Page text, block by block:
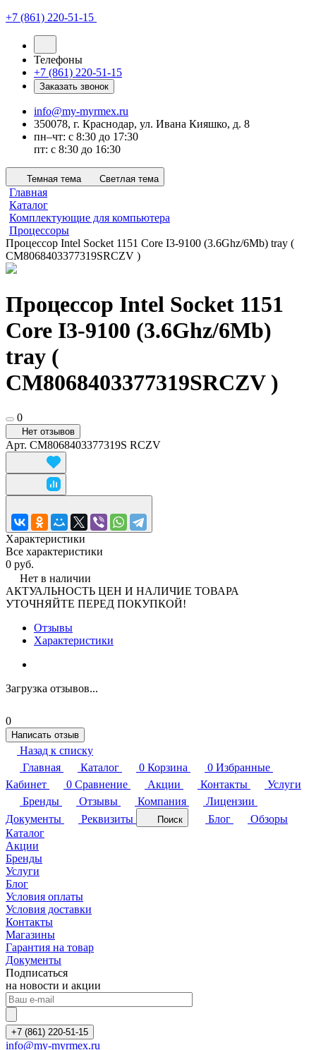
+7 (861) 220-51-15
Телефоны
+7 (861) 220-51-15
Заказать звонок
info@my-myrmex.ru
350078, г. Краснодар, ул. Ивана Кияшко, д. 8
пн–чт: с 8:30 до 17:30
пт: с 8:30 до 16:30
Темная тема Светлая тема
Главная
Каталог
Комплектующие для компьютера
Процессоры
Процессор Intel Socket 1151 Core I3-9100 (3.6Ghz/6Mb) tray (
CM8068403377319SRCZV )
Процессор Intel Socket 1151
Core I3-9100 (3.6Ghz/6Mb)
tray (
CM8068403377319SRCZV )
0
Нет отзывов
Арт. CM8068403377319S RCZV
Характеристики
Все характеристики
0 руб.
Нет в наличии
АКТУАЛЬНОСТЬ ЦЕН И НАЛИЧИЕ ТОВАРА
УТОЧНЯЙТЕ ПЕРЕД ПОКУПКОЙ!
Отзывы
Характеристики
Загрузка отзывов...
0
Написать отзыв
Назад к списку
Главная
Каталог 0 Корзина 0 Избранные
Кабинет
0 Сравнение Акции Контакты
Услуги
Бренды
Отзывы Компания
Лицензии
Документы
Реквизиты Поиск Блог
Обзоры
Каталог
Акции
Бренды
Услуги
Блог
Условия оплаты
Условия доставки
Контакты
Магазины
Гарантия на товар
Документы
Подписаться
на новости и акции
+7 (861) 220-51-15
info@my-myrmex.ru